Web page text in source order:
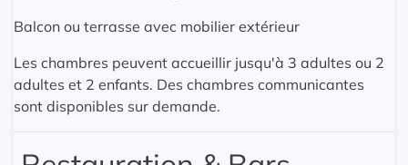
Balcon ou terrasse avec mobilier extérieur
Les chambres peuvent accueillir jusqu'à 3 adultes ou 2
adultes et 2 enfants. Des chambres communicantes
sont disponibles sur demande.